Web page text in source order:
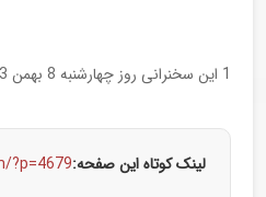
1 این سخنرانی روز چهارشنبه 8 بهمن 93 در موسسه بهاران انجام شد.
لینک کوتاه این صفحه:?p=4679